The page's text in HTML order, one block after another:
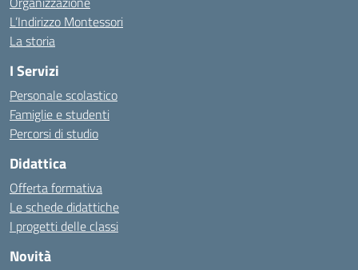
L’Indirizzo Montessori
La storia
I Servizi
Personale scolastico
Famiglie e studenti
Percorsi di studio
Didattica
Offerta formativa
Le schede didattiche
I progetti delle classi
Novità